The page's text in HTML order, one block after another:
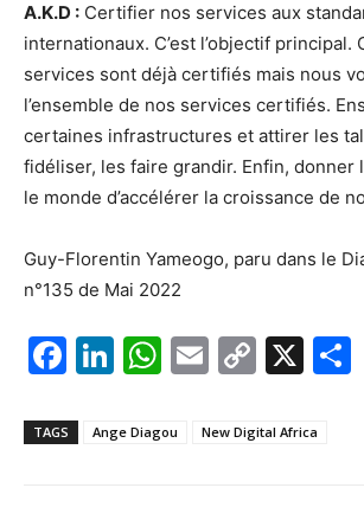
A.K.D : Certifier nos services aux
internationaux. C’est l’objectif principal.
services sont déjà certifiés mais nous
l’ensemble de nos services certifiés.
certaines infrastructures et attirer les
fidéliser, les faire grandir. Enfin, donner
le monde d’accélérer la croissance de
Guy-Florentin Yameogo, paru dans le
n°135 de Mai 2022
F
c
Li
k
W
at
E
ai
C
p
X
TAGS Ange Diagou New Digital Africa